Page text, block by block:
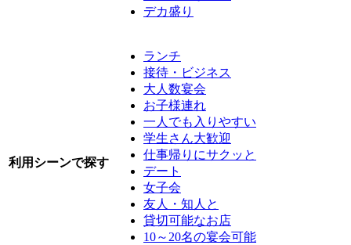
デカ盛り
利用シーンで探す
ランチ
接待・ビジネス
大人数宴会
お子様連れ
一人でも入りやすい
学生さん大歓迎
仕事帰りにサクッと
デート
女子会
友人・知人と
貸切可能なお店
10～20名の宴会可能